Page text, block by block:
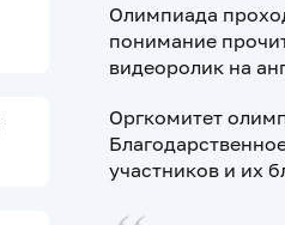
Олимпиада
понимание
видеоролик на
Оргкомитет
участников и их